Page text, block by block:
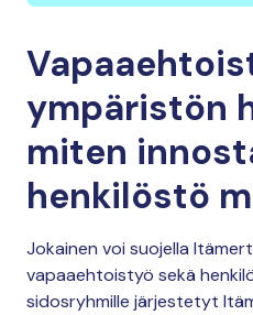
ympäristön
miten
henkilöstö
Jokainen voi suojella
vapaaehtoistyö sekä
sidosryhmille järjestetyt